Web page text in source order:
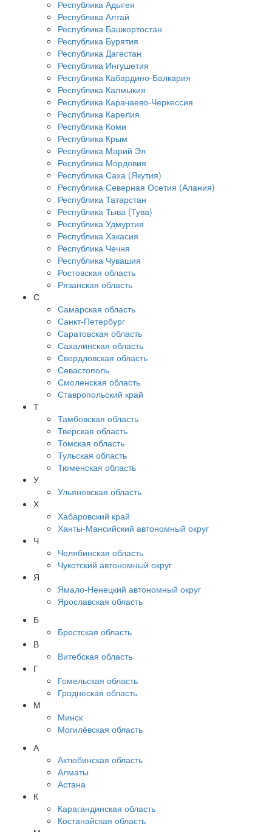
Республика Адыгея
Республика Алтай
Республика Башкортостан
Республика Бурятия
Республика Дагестан
Республика Ингушетия
Республика Кабардино-Балкария
Республика Калмыкия
Республика Карачаево-Черкессия
Республика Карелия
Республика Коми
Республика Крым
Республика Марий Эл
Республика Мордовия
Республика Саха (Якутия)
Республика Северная Осетия (Алания)
Республика Татарстан
Республика Тыва (Тува)
Республика Удмуртия
Республика Хакасия
Республика Чечня
Республика Чувашия
Ростовская область
Рязанская область
С
Самарская область
Санкт-Петербург
Саратовская область
Сахалинская область
Свердловская область
Севастополь
Смоленская область
Ставропольский край
Т
Тамбовская область
Тверская область
Томская область
Тульская область
Тюменская область
У
Ульяновская область
Х
Хабаровский край
Ханты-Мансийский автономный округ
Ч
Челябинская область
Чукотский автономный округ
Я
Ямало-Ненецкий автономный округ
Ярославская область
Б
Брестская область
В
Витебская область
Г
Гомельская область
Гроднеская область
М
Минск
Могилёвская область
А
Актюбинская область
Алматы
Астана
К
Карагандинская область
Костанайская область